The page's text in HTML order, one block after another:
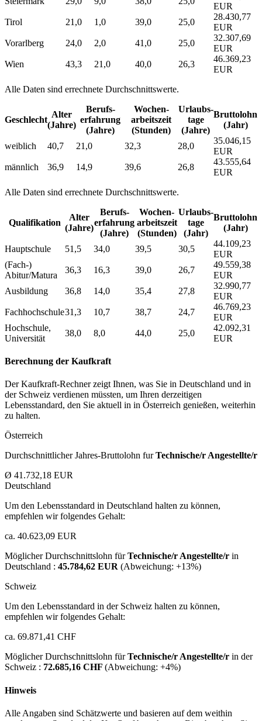
EUR
Tirol
21,0 1,0 39,0 25,0
28.430,77
EUR
Vorarlberg
24,0 2,0 41,0 25,0
32.307,69
EUR
Wien
43,3 21,0 40,0 26,3
46.369,23
EUR
Alle Daten sind errechnete Durchschnittswerte.
Geschlecht
Alter
(Jahre)
Berufs­
erfahrung
(Jahre)
Wochen­
arbeitszeit
(Stunden)
Urlaubs­
tage
(Jahre)
Bruttolohn
(Jahr)
weiblich 40,7 21,0 32,3 28,0
35.046,15
EUR
männlich
36,9 14,9 39,6 26,8
43.555,64
EUR
Alle Daten sind errechnete Durchschnittswerte.
Qualifikation
Alter
(Jahre)
Berufs­
erfahrung
(Jahre)
Wochen­
arbeitszeit
(Stunden)
Urlaubs­
tage
(Jahr)
Bruttolohn
(Jahr)
Hauptschule 51,5 34,0 39,5 30,5
44.109,23
EUR
(Fach-)
Abitur/Matura
36,3 16,3 39,0 26,7
49.559,38
EUR
Ausbildung
36,8 14,0 35,4 27,8
32.990,77
EUR
Fachhochschule31,3 10,7 38,7 24,7
46.769,23
EUR
Hochschule,
Universität
38,0 8,0 44,0 25,0
42.092,31
EUR
Berechnung der Kaufkraft
Der Kaufkraft-Rechner zeigt Ihnen, was Sie in Deutschland und in
der Schweiz verdienen müssten, um Ihren derzeitigen
Lebensstandard, den Sie aktuell in in Österreich genießen, weiterhin
zu halten.
Österreich
Durchschnittlicher Jahres-Bruttolohn furTechnische/r Angestellte/r
Ø 41.732,18 EUR
Deutschland
Um den Lebensstandard in Deutschland halten zu können,
empfehlen wir folgendes Gehalt:
ca. 40.623,09 EUR
Möglicher Durchschnittslohn fürTechnische/r Angestellte/r in
Deutschland : 45.784,62 EUR (Abweichung: +13%)
Schweiz
Um den Lebensstandard in der Schweiz halten zu können,
empfehlen wir folgendes Gehalt:
ca. 69.871,41 CHF
Möglicher Durchschnittslohn fürTechnische/r Angestellte/r in der
Schweiz : 72.685,16 CHF (Abweichung: +4%)
Hinweis
Alle Angaben sind Schätzwerte und basieren auf dem weithin